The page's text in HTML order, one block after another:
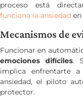
proceso está
funciona la ansiedad
Mecanismos de
Funcionar en
emociones difíciles.
implica enfrentarte
ansiedad, el piloto
protector.